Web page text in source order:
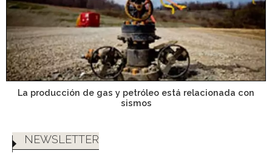
La producción de gas y petróleo está relacionada con
sismos
NEWSLETTER